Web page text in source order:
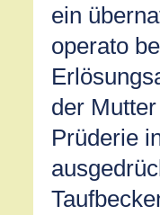
ein
operato
der
Prüderie